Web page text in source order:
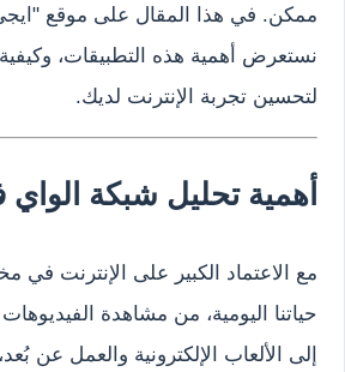
ممكن. في هذا المقال على موقع
نستعرض أهمية هذه التطبيقات، وكيفية
لتحسين تجربة الإنترنت لديك.
أهمية تحليل شبكة الواي
مع الاعتماد الكبير على الإنترنت في
حياتنا اليومية، من مشاهدة الفيديوهات
إلى الألعاب الإلكترونية والعمل عن